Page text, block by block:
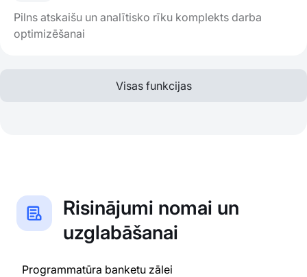
Pilns atskaišu un analītisko rīku komplekts darba
optimizēšanai
Visas funkcijas
Risinājumi nomai un
uzglabāšanai
Programmatūra banketu zālei